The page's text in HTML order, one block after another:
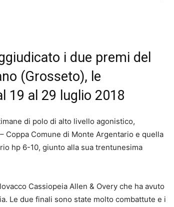
i due premi del
(Grosseto), le
19 al 29 luglio 2018
di polo di alto livello agonistico,
Coppa Comune di Monte Argentario e quella
hp 6-10, giunto alla sua trentunesima
Cassiopeia Allen & Overy che ha avuto
Le due finali sono state molto combattute e i